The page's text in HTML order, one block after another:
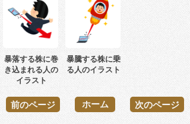
暴落する株に巻
き込まれる人の
イラスト
暴騰する株に乗
る人のイラスト
前のページ 次のページ
ホーム